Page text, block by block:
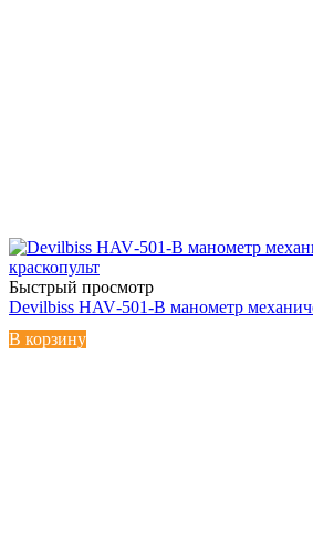
Быстрый просмотр
Devilbiss HAV‑501‑B манометр
В корзину